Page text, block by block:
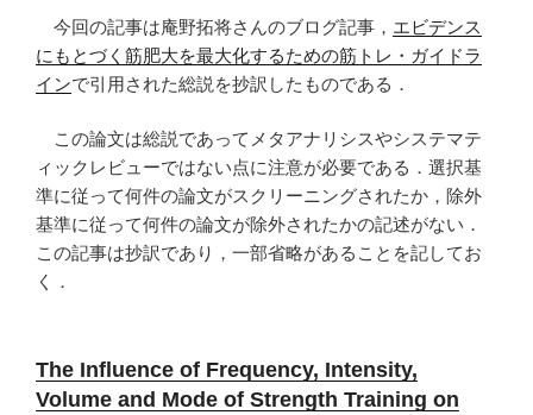
今回の記事は庵野拓将さんのブログ記事， エビデンス
にもとづく筋肥大を最大化するための筋トレ・ガイドラ
インで引用された総説を抄訳したものである．
この論文は総説であってメタアナリシスやシステマテ
ィックレビューではない点に注意が必要である．選択基
準に従って何件の論文がスクリーニングされたか，除外
基準に従って何件の論文が除外されたかの記述がない．
この記事は抄訳であり，一部省略があることを記してお
く．
The Influence of Frequency, Intensity,
Volume and Mode of Strength Training on